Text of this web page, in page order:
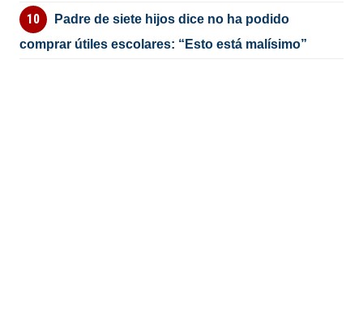
Padre de siete hijos dice no ha podido
comprar útiles escolares: “Esto está malísimo”